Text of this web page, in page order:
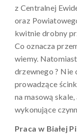
z Centralnej
oraz
kwitnie drobny
Co oznacza
wiemy.
drzewnego ?
prowadzące
na masową
wykonujące
Praca w Białej